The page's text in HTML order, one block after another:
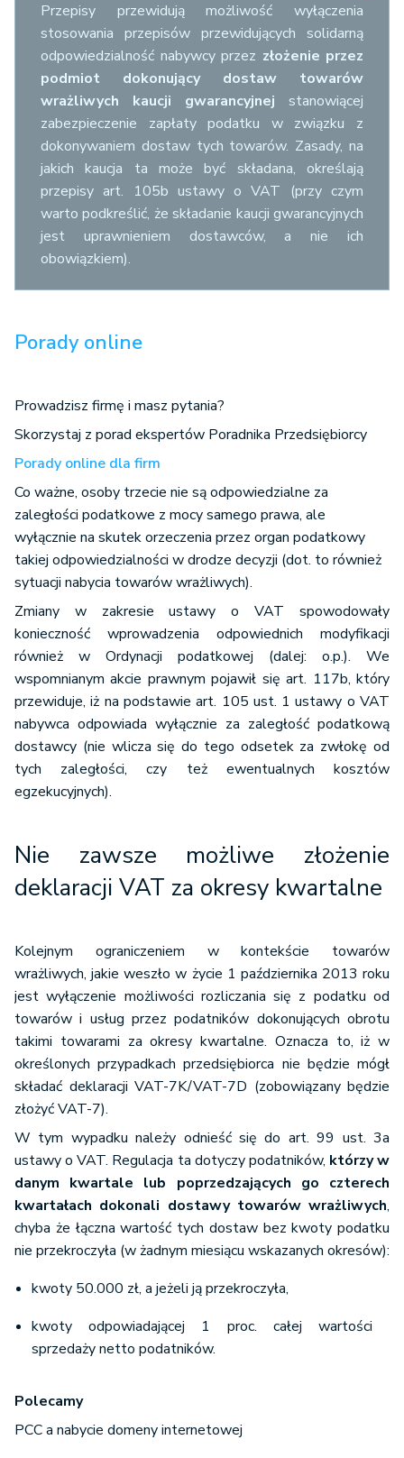
Przepisy przewidują możliwość wyłączenia
stosowania przepisów przewidujących solidarną
odpowiedzialność nabywcy przez złożenie przez
podmiot dokonujący dostaw towarów
wrażliwych kaucji gwarancyjnej stanowiącej
zabezpieczenie zapłaty podatku w związku z
dokonywaniem dostaw tych towarów. Zasady, na
jakich kaucja ta może być składana, określają
przepisy art. 105b ustawy o VAT (przy czym
warto podkreślić, że składanie kaucji gwarancyjnych
jest uprawnieniem dostawców, a nie ich
obowiązkiem).
Porady online
Prowadzisz firmę i masz pytania?
Skorzystaj z porad ekspertów Poradnika Przedsiębiorcy
Porady online dla firm
Co ważne, osoby trzecie nie są odpowiedzialne za
zaległości podatkowe z mocy samego prawa, ale
wyłącznie na skutek orzeczenia przez organ podatkowy
takiej odpowiedzialności w drodze decyzji (dot. to również
sytuacji nabycia towarów wrażliwych).
Zmiany w zakresie ustawy o VAT spowodowały
konieczność wprowadzenia odpowiednich modyfikacji
również w Ordynacji podatkowej (dalej: o.p.). We
wspomnianym akcie prawnym pojawił się art. 117b, który
przewiduje, iż na podstawie art. 105 ust. 1 ustawy o VAT
nabywca odpowiada wyłącznie za zaległość podatkową
dostawcy (nie wlicza się do tego odsetek za zwłokę od
tych zaległości, czy też ewentualnych kosztów
egzekucyjnych).
Nie zawsze możliwe złożenie
deklaracji VAT za okresy kwartalne
Kolejnym ograniczeniem w kontekście towarów
wrażliwych, jakie weszło w życie 1 października 2013 roku
jest wyłączenie możliwości rozliczania się z podatku od
towarów i usług przez podatników dokonujących obrotu
takimi towarami za okresy kwartalne. Oznacza to, iż w
określonych przypadkach przedsiębiorca nie będzie mógł
składać deklaracji VAT-7K/VAT-7D (zobowiązany będzie
złożyć VAT-7).
W tym wypadku należy odnieść się do art. 99 ust. 3a
ustawy o VAT. Regulacja ta dotyczy podatników, którzy w
danym kwartale lub poprzedzających go czterech
kwartałach dokonali dostawy towarów wrażliwych,
chyba że łączna wartość tych dostaw bez kwoty podatku
nie przekroczyła (w żadnym miesiącu wskazanych okresów):
kwoty 50.000 zł, a jeżeli ją przekroczyła,
kwoty odpowiadającej 1 proc. całej wartości
sprzedaży netto podatników.
Polecamy
PCC a nabycie domeny internetowej